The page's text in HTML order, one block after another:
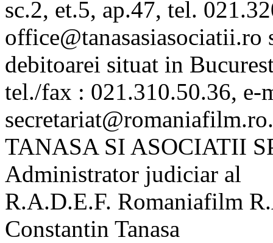
sc.2, et.5, ap.47, tel.
office@tanasasiasociatii.ro
debitoarei situat in
tel./fax : 021.310.50.36, e-
secretariat@romaniafilm.ro.
TANASA SI ASOCIATII
Administrator judiciar al
R.A.D.E.F. Romaniafilm
Constantin Tanasa